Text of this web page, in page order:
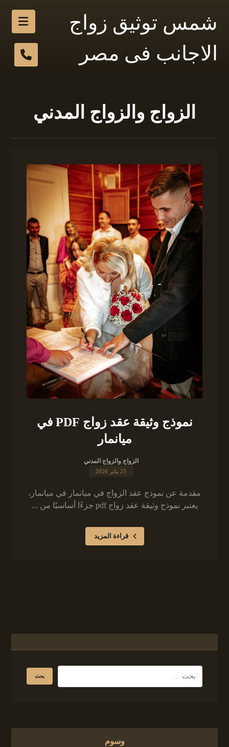
شمس توثيق زواج
الاجانب فى مصر
الزواج والزواج المدني
نموذج وثيقة عقد زواج PDF في
ميانمار
الزواج والزواج المدني
23 يناير 2026
مقدمة عن نموذج عقد الزواج في ميانمار في ميانمار،
يعتبر نموذج وثيقة عقد زواج pdf جزءًا أساسيًا من ...
قراءة المزيد
وسوم